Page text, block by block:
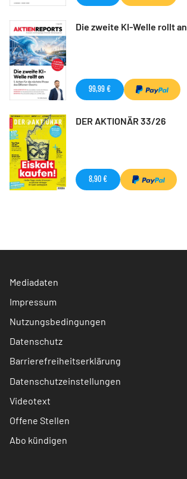
Die zweite KI-Welle rollt an
99,99 €
DER AKTIONÄR 33/26
8,90 €
Mediadaten
Impressum
Nutzungsbedingungen
Datenschutz
Barrierefreiheitserklärung
Datenschutzeinstellungen
Videotext
Offene Stellen
Abo kündigen